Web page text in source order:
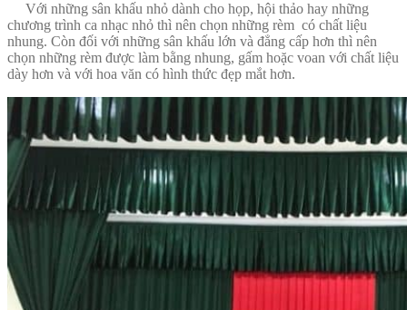
Với những sân khấu nhỏ dành cho họp, hội thảo hay những
chương trình ca nhạc nhỏ thì nên chọn những rèm có chất liệu
nhung. Còn đối với những sân khấu lớn và đẳng cấp hơn thì nên
chọn những rèm được làm bằng nhung, gấm hoặc voan với chất liệu
dày hơn và với hoa văn có hình thức đẹp mắt hơn.